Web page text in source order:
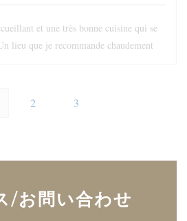
et une très bonne cuisine qui se
lieu que je recommande chaudement
2 3
/お問い合わせ